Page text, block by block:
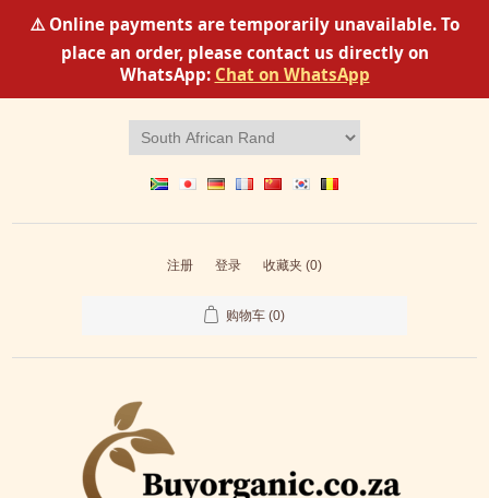
⚠️ Online payments are temporarily unavailable. To
place an order, please contact us directly on
WhatsApp: Chat on WhatsApp
注册 登录 收藏夹 (0)
购物车 (0)